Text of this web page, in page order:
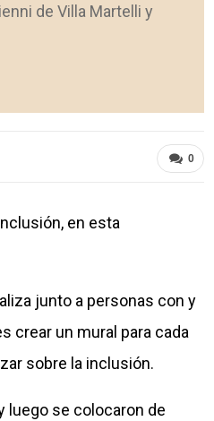
de Villa Martelli y
0
en esta
junto a personas con y
crear un mural para cada
sobre la inclusión.
luego se colocaron de